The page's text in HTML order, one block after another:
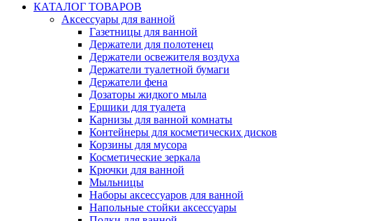
КАТАЛОГ ТОВАРОВ
Аксессуары для ванной
Газетницы для ванной
Держатели для полотенец
Держатели освежителя воздуха
Держатели туалетной бумаги
Держатели фена
Дозаторы жидкого мыла
Ершики для туалета
Карнизы для ванной комнаты
Контейнеры для косметических дисков
Корзины для мусора
Косметические зеркала
Крючки для ванной
Мыльницы
Наборы аксессуаров для ванной
Напольные стойки аксессуары